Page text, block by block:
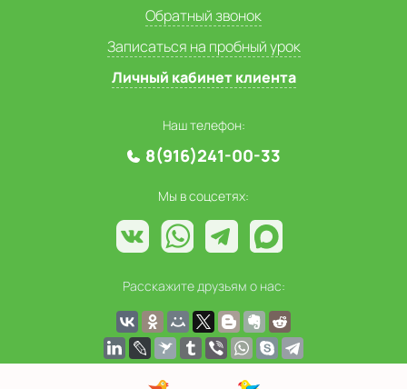
Обратный звонок
Записаться на пробный урок
Личный кабинет клиента
Наш телефон:
8(916)241-00-33
Мы в соцсетях:
Расскажите друзьям о нас: